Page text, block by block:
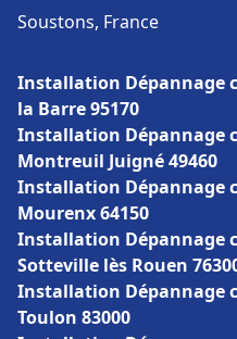
Soustons, France
Installation Dépannage
la Barre 95170
Installation Dépannage
Montreuil Juigné 49460
Installation Dépannage
Mourenx 64150
Installation Dépannage
Sotteville lès Rouen
Installation Dépannage
Toulon 83000